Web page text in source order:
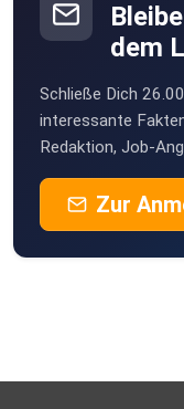
dem
Schließe Dich
interessante
Redaktion, Job-
Zur